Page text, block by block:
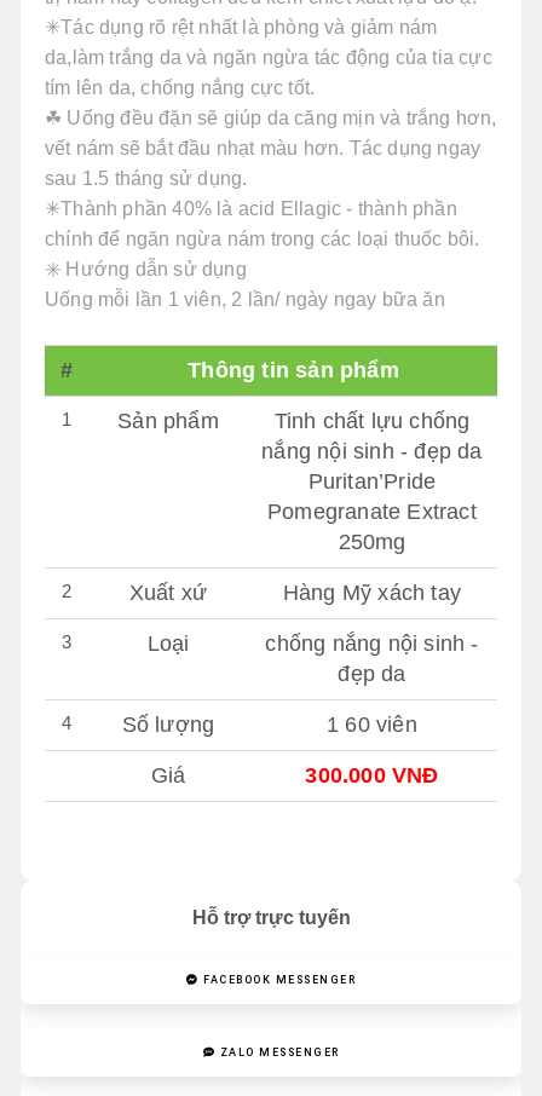
Hỗ trợ trực tuyến
FACEBOOK MESSENGER
ZALO MESSENGER
✳Tác dụng rõ rệt nhất là phòng và giảm nám
da,làm trắng da và ngăn ngừa tác động của tia cực
tím lên da, chống nắng cực tốt.
☘ Uống đều đặn sẽ giúp da căng mịn và trắng hơn,
vết nám sẽ bắt đầu nhạt màu hơn. Tác dụng ngay
sau 1.5 tháng sử dụng.
✳Thành phần 40% là acid Ellagic - thành phần
chính để ngăn ngừa nám trong các loại thuốc bôi.
✳️ Hướng dẫn sử dụng
Uống mỗi lần 1 viên, 2 lần/ ngày ngay bữa ăn
# Thông tin sản phẩm
1 Sản phẩm
Tinh chất lựu chống
nắng nội sinh - đẹp da
Puritan’Pride
Pomegranate Extract
250mg
2 Xuất xứ Hàng Mỹ xách tay
3 Loại
chống nắng nội sinh -
đẹp da
4 Số lượng 1 60 viên
Giá 300.000 VNĐ